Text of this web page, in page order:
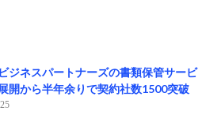
ジネスパートナーズの書類保管サービ
開から半年余りで契約社数1500突破